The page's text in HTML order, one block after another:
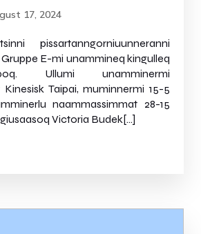
17, 2024
pissartanngorniuunneranni
E-mi unammineq kingulleq
Ullumi unamminermi
Taipai, muminnermi 15-5
naammassimmat 28-15
Victoria Budek[…]